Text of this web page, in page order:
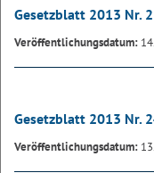
Gesetzblatt 2013 Nr.
Veröffentlichungsdatum:
Gesetzblatt 2013 Nr.
Veröffentlichungsdatum: